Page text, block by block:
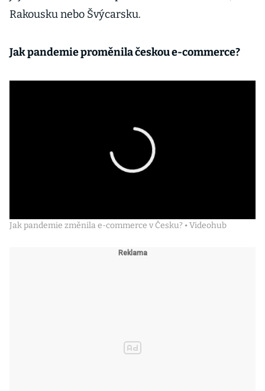
Rakousku nebo Švýcarsku.
Jak pandemie proměnila českou e-commerce?
Jak pandemie změnila e-commerce v Česku? • Videohub